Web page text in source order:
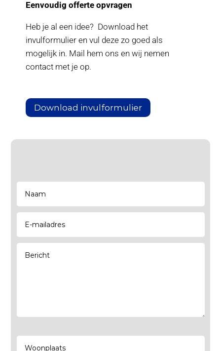
Eenvoudig offerte opvragen
Heb je al een idee? Download het
invulformulier en vul deze zo goed als
mogelijk in. Mail hem ons en wij nemen
contact met je op.
Download invulformulier